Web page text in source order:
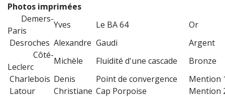
Photos imprimées
Demers-
Paris
Yves Le BA 64
Or
Desroches Alexandre Gaudi
Argent
Côté-
Leclerc
Michèle Fluidité d'une cascade
Bronze
Charlebois Denis Point de convergence
Mention
Latour
Christiane Cap Porpoise Mention